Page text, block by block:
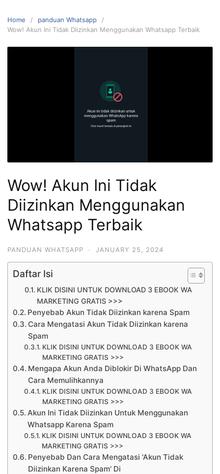
Home
panduan Whatsapp
Wow! Akun Ini Tidak Diizinkan Menggunakan Whatsapp Terbaik
Wow! Akun Ini Tidak
Diizinkan Menggunakan
Whatsapp Terbaik
PANDUAN WHATSAPP · JANUARY 25, 2024
Daftar Isi
KLIK DISINI UNTUK DOWNLOAD 3 EBOOK WA
MARKETING GRATIS >>>
Penyebab Akun Tidak Diizinkan karena Spam
Cara Mengatasi Akun Tidak Diizinkan karena
Spam
KLIK DISINI UNTUK DOWNLOAD 3 EBOOK WA
MARKETING GRATIS >>>
Mengapa Akun Anda Diblokir Di WhatsApp Dan
Cara Memulihkannya
KLIK DISINI UNTUK DOWNLOAD 3 EBOOK WA
MARKETING GRATIS >>>
Akun Ini Tidak Diizinkan Untuk Menggunakan
Whatsapp Karena Spam
KLIK DISINI UNTUK DOWNLOAD 3 EBOOK WA
MARKETING GRATIS >>>
Penyebab Dan Cara Mengatasi 'Akun Tidak
Diizinkan Karena Spam' Di